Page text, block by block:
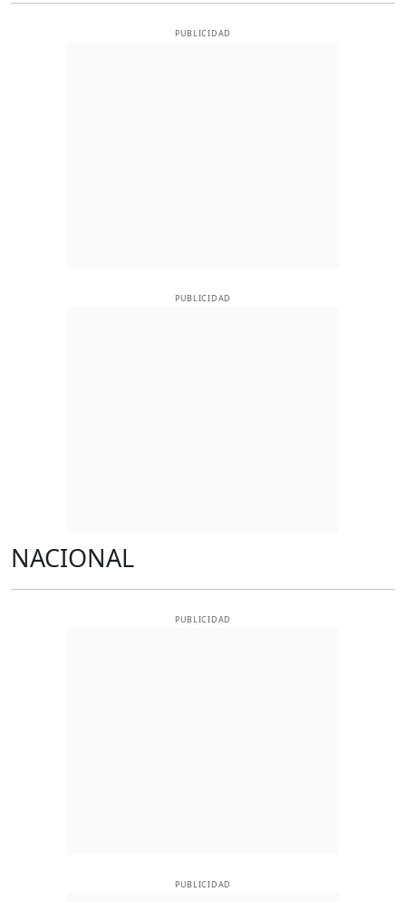
PUBLICIDAD
PUBLICIDAD
NACIONAL
PUBLICIDAD
PUBLICIDAD